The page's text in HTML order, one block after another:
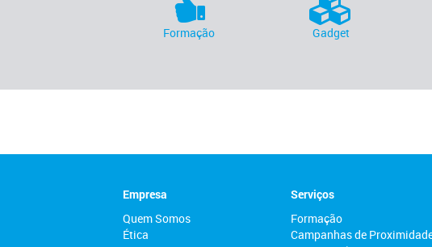
Formação Gadget
Empresa
Quem Somos
Ética
Serviços
Formação
Campanhas de